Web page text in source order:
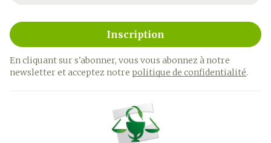
Inscription
En cliquant sur s'abonner, vous vous abonnez à notre
newsletter et acceptez notre politique de confidentialité.